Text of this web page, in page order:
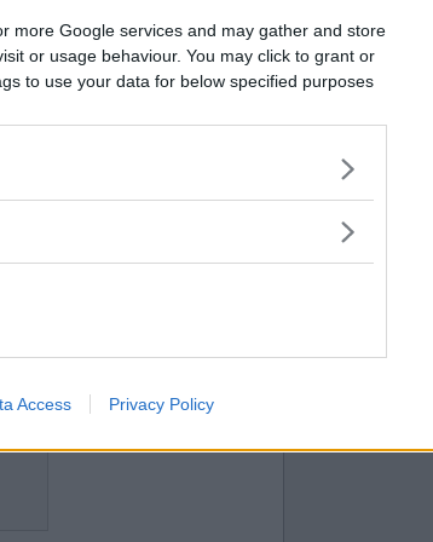
more Google services and may gather and store
or usage behaviour. You may click to grant or
to use your data for below specified purposes
Access Privacy Policy
Vill du bli
medlem?